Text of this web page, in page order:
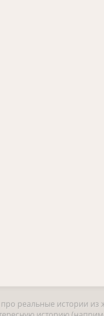
реальные истории